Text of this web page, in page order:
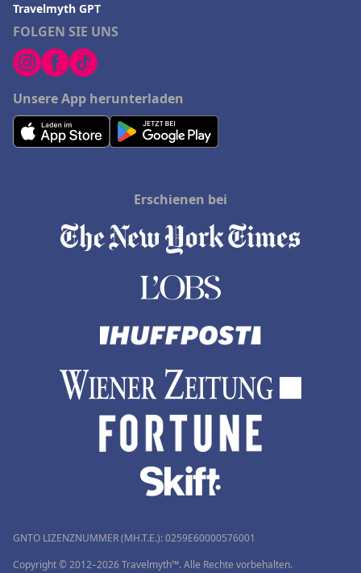
FOLGEN SIE UNS
Unsere App herunterladen
Travelmyth GPT
Erschienen bei
GNTO LIZENZNUMMER (MH.T.E.): 0259Ε60000576001
Copyright © 2012–2026 Travelmyth™. Alle Rechte vorbehalten.